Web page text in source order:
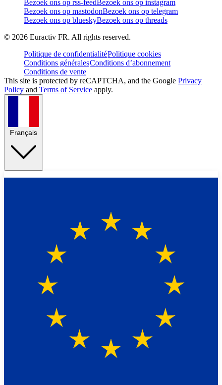
Bezoek ons op rss-feedBezoek ons op instagram
Bezoek ons op mastodonBezoek ons op telegram
Bezoek ons op blueskyBezoek ons op threads
© 2026 Euractiv FR. All rights reserved.
Politique de confidentialitéPolitique cookies
Conditions généralesConditions d’abonnement
Conditions de vente
This site is protected by reCAPTCHA, and the Google Privacy
Policy and Terms of Service apply.
Français